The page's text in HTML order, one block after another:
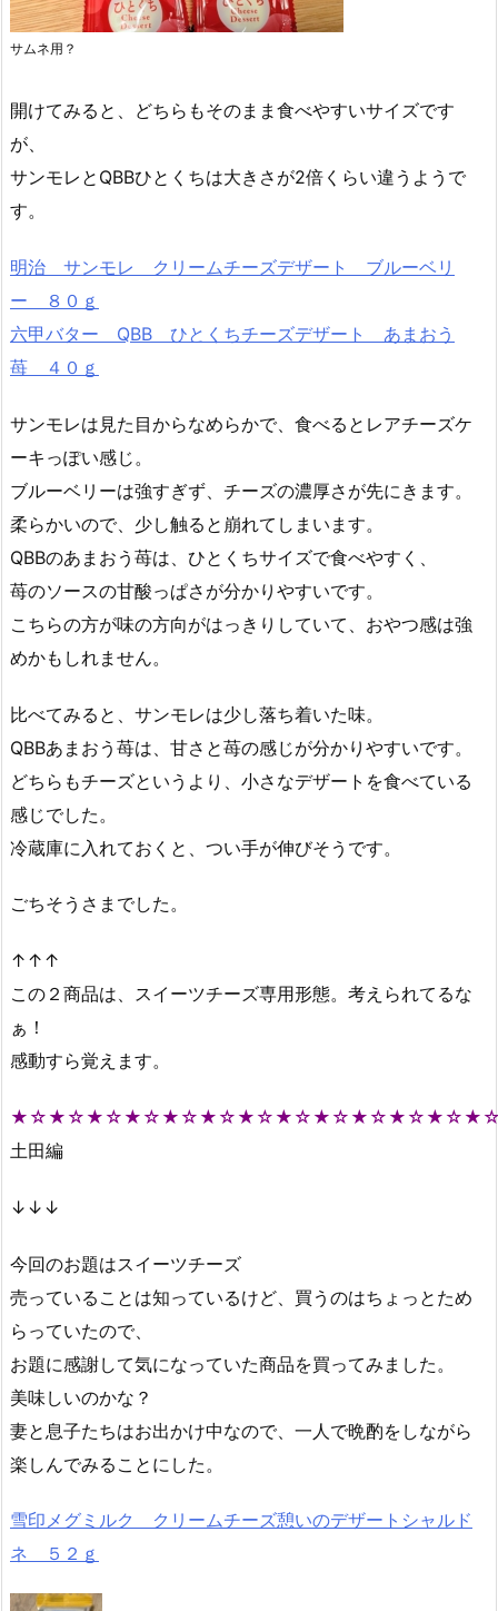
サムネ用？
開けてみると、どちらもそのまま食べやすいサイズです
が、
サンモレとQBBひとくちは大きさが2倍くらい違うようで
す。
明治 サンモレ クリームチーズデザート ブルーベリ
ー ８０ｇ
六甲バター QBB ひとくちチーズデザート あまおう
苺 ４０ｇ
サンモレは見た目からなめらかで、食べるとレアチーズケ
ーキっぽい感じ。
ブルーベリーは強すぎず、チーズの濃厚さが先にきます。
柔らかいので、少し触ると崩れてしまいます。
QBBのあまおう苺は、ひとくちサイズで食べやすく、
苺のソースの甘酸っぱさが分かりやすいです。
こちらの方が味の方向がはっきりしていて、おやつ感は強
めかもしれません。
比べてみると、サンモレは少し落ち着いた味。
QBBあまおう苺は、甘さと苺の感じが分かりやすいです。
どちらもチーズというより、小さなデザートを食べている
感じでした。
冷蔵庫に入れておくと、つい手が伸びそうです。
ごちそうさまでした。
↑↑↑
この２商品は、スイーツチーズ専用形態。考えられてるな
ぁ！
感動すら覚えます。
土田編
↓↓↓
今回のお題はスイーツチーズ
売っていることは知っているけど、買うのはちょっとため
らっていたので、
お題に感謝して気になっていた商品を買ってみました。
美味しいのかな？
妻と息子たちはお出かけ中なので、一人で晩酌をしながら
楽しんでみることにした。
雪印メグミルク クリームチーズ憩いのデザートシャルド
ネ ５２ｇ